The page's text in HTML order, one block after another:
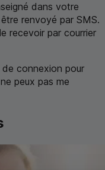
dans votre
renvoyé par SMS.
recevoir par courrier
connexion pour
peux pas me